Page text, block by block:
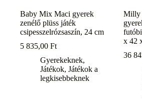
Baby Mix Maci gyerek
zenélő plüss játék
csipesszelrózsaszín, 24 cm
5 835,00 Ft
Gyerekeknek,
Játékok, Játékok a
legkisebbeknek
Milly
x 42
36